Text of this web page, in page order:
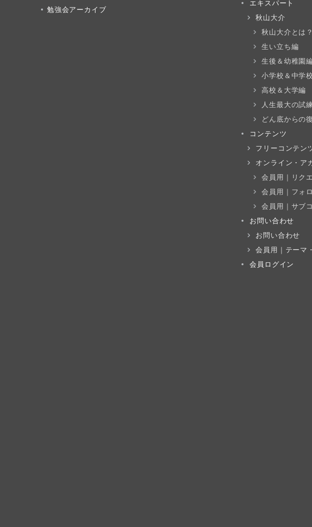
勉強会アーカイブ
エキスパート
秋山大介
秋山大介とは？
生い立ち編
生後＆幼稚園
小学校＆中学
高校＆大学編
人生最大の試
どん底からの
コンテンツ
フリーコンテン
オンライン・ア
会員用｜リク
会員用｜フォ
会員用｜サブ
お問い合わせ
お問い合わせ
会員用｜テーマ
会員ログイン